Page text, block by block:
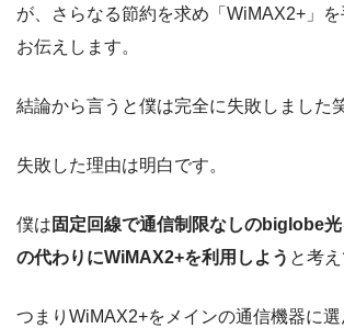
が、さらなる節約を求め「WiMAX2+」
お伝えします。
結論から言うと僕は完全に失敗しました
失敗した理由は明白です。
僕は 固定回線で通信制限なしのbiglobe
の代わりにWiMAX2+を利用しよう と考
つまりWiMAX2+をメインの通信機器に